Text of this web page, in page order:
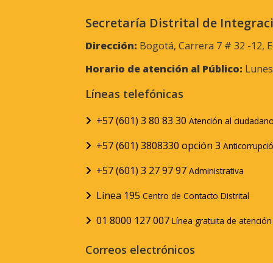
Secretaría Distrital de
Dirección: Bogotá, Carrera 7 # 32 -12,
Horario de atención al Público:
Líneas telefónicas
+57 (601) 3 80 83 30 Atención al
+57 (601) 3808330 opción 3
+57 (601) 3 27 97 97 Administrativa
Línea 195 Centro de Contacto Distrital
01 8000 127 007 Línea gratuita de
Correos electrónicos